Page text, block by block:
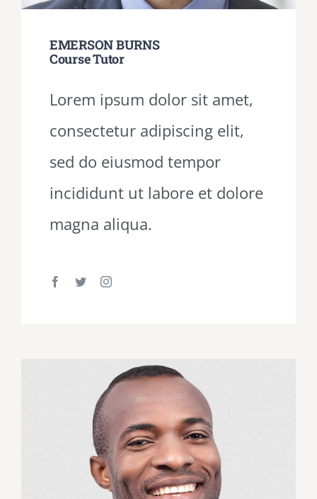
EMERSON BURNS
Course Tutor
Lorem ipsum dolor sit amet,
consectetur adipiscing elit,
sed do eiusmod tempor
incididunt ut labore et dolore
magna aliqua.